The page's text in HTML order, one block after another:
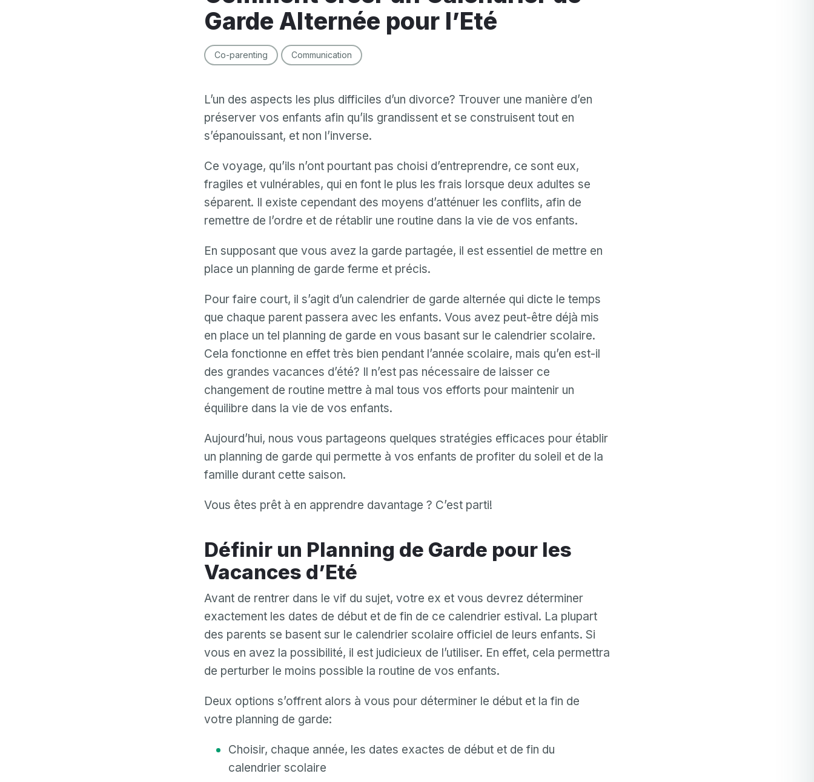
Garde Alternée pour l’Eté
Co-parenting Communication
L’un des aspects les plus difficiles d’un divorce? Trouver une manière d’en
préserver vos enfants afin qu’ils grandissent et se construisent tout en
s’épanouissant, et non l’inverse.
Ce voyage, qu’ils n’ont pourtant pas choisi d’entreprendre, ce sont eux,
fragiles et vulnérables, qui en font le plus les frais lorsque deux adultes se
séparent. Il existe cependant des moyens d’atténuer les conflits, afin de
remettre de l’ordre et de rétablir une routine dans la vie de vos enfants.
En supposant que vous avez la garde partagée, il est essentiel de mettre en
place un planning de garde ferme et précis.
Pour faire court, il s’agit d’un calendrier de garde alternée qui dicte le temps
que chaque parent passera avec les enfants. Vous avez peut-être déjà mis
en place un tel planning de garde en vous basant sur le calendrier scolaire.
Cela fonctionne en effet très bien pendant l’année scolaire, mais qu’en est-il
des grandes vacances d’été? Il n’est pas nécessaire de laisser ce
changement de routine mettre à mal tous vos efforts pour maintenir un
équilibre dans la vie de vos enfants.
Aujourd’hui, nous vous partageons quelques stratégies efficaces pour établir
un planning de garde qui permette à vos enfants de profiter du soleil et de la
famille durant cette saison.
Vous êtes prêt à en apprendre davantage ? C’est parti!
Définir un Planning de Garde pour les
Vacances d’Eté
Avant de rentrer dans le vif du sujet, votre ex et vous devrez déterminer
exactement les dates de début et de fin de ce calendrier estival. La plupart
des parents se basent sur le calendrier scolaire officiel de leurs enfants. Si
vous en avez la possibilité, il est judicieux de l’utiliser. En effet, cela permettra
de perturber le moins possible la routine de vos enfants.
Deux options s’offrent alors à vous pour déterminer le début et la fin de
votre planning de garde:
Choisir, chaque année, les dates exactes de début et de fin du
calendrier scolaire
Mon email